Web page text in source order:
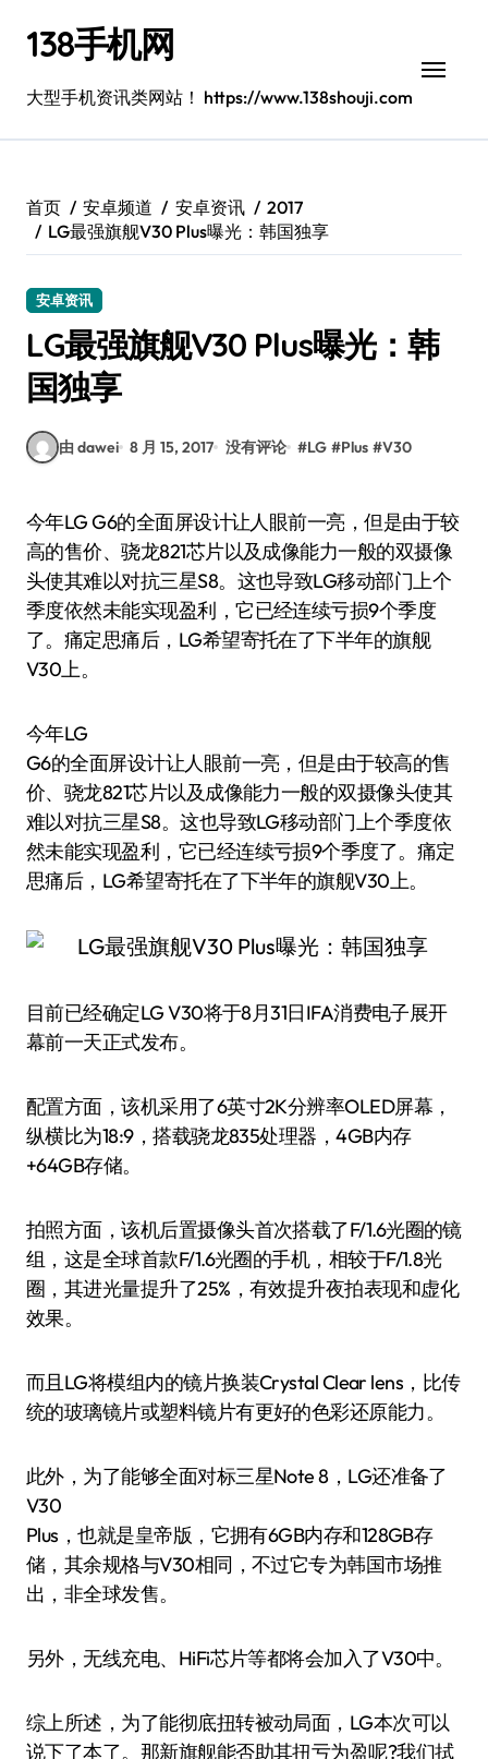
138手机网
大型手机资讯类网站！ https://www.138shouji.com
首页 安卓频道 安卓资讯
2017
LG最强旗舰V30 Plus曝光：韩国独享
安卓资讯
LG最强旗舰V30 Plus曝光：韩
国独享
由 dawei 8 月 15, 2017 没有评论 #LG #Plus #V30
今年LG G6的全面屏设计让人眼前一亮，但是由于较
高的售价、骁龙821芯片以及成像能力一般的双摄像
头使其难以对抗三星S8。这也导致LG移动部门上个
季度依然未能实现盈利，它已经连续亏损9个季度
了。痛定思痛后，LG希望寄托在了下半年的旗舰
V30上。
今年LG
G6的全面屏设计让人眼前一亮，但是由于较高的售
价、骁龙821芯片以及成像能力一般的双摄像头使其
难以对抗三星S8。这也导致LG移动部门上个季度依
然未能实现盈利，它已经连续亏损9个季度了。痛定
思痛后，LG希望寄托在了下半年的旗舰V30上。
目前已经确定LG V30将于8月31日IFA消费电子展开
幕前一天正式发布。
配置方面，该机采用了6英寸2K分辨率OLED屏幕，
纵横比为18:9，搭载骁龙835处理器，4GB内存
+64GB存储。
拍照方面，该机后置摄像头首次搭载了F/1.6光圈的镜
组，这是全球首款F/1.6光圈的手机，相较于F/1.8光
圈，其进光量提升了25%，有效提升夜拍表现和虚化
效果。
而且LG将模组内的镜片换装Crystal Clear lens，比传
统的玻璃镜片或塑料镜片有更好的色彩还原能力。
此外，为了能够全面对标三星Note 8，LG还准备了
V30
Plus，也就是皇帝版，它拥有6GB内存和128GB存
储，其余规格与V30相同，不过它专为韩国市场推
出，非全球发售。
另外，无线充电、HiFi芯片等都将会加入了V30中。
综上所述，为了能彻底扭转被动局面，LG本次可以
说下了本了。那新旗舰能否助其扭亏为盈呢?我们拭